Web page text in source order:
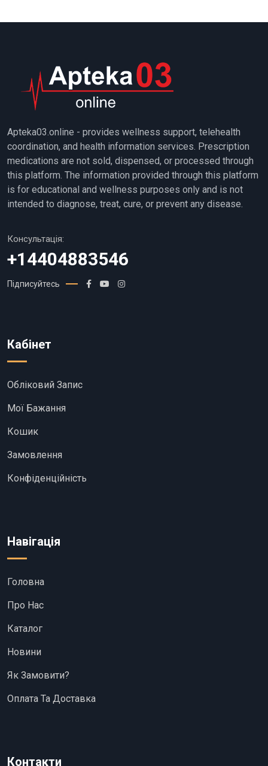
Apteka03.online - provides wellness support, telehealth
coordination, and health information services. Prescription
medications are not sold, dispensed, or processed through
this platform. The information provided through this platform
is for educational and wellness purposes only and is not
intended to diagnose, treat, cure, or prevent any disease.
Консультація:
+14404883546
Підписуйтесь
Кабінет
Обліковий Запис
Мої Бажання
Кошик
Замовлення
Конфіденційність
Навігація
Головна
Про Нас
Каталог
Новини
Як Замовити?
Оплата Та Доставка
Контакти